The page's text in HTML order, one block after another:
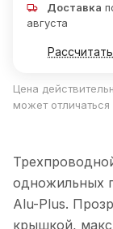
Доставка
августа
Цена
может
одножильных
Alu-Plus.
крышкой,